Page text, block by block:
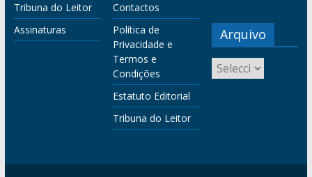
Tribuna do Leitor
Assinaturas
Contactos
Política de
Privacidade e
Termos e
Condições
Estatuto Editorial
Tribuna do Leitor
Arquivo